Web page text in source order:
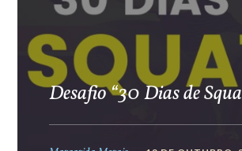
Desafio “30 Dias de